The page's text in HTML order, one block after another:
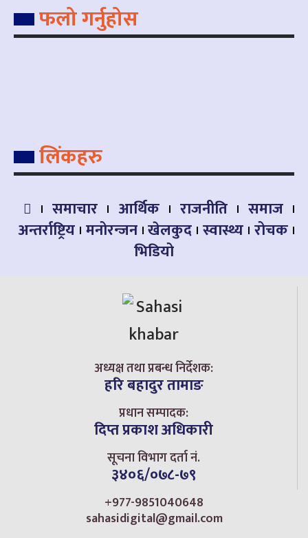
फलो गर्नुहोस
लिंकहरु
समाचार आर्थिक राजनीति
समाज
अन्तर्राष्ट्रिय मनोरन्जन खेलकुद स्वास्थ्य रोचक
भिडियो
अध्यक्ष तथा प्रबन्ध निर्देशक:
हरि बहादुर तामाङ
प्रधान सम्पादक:
दिप्त प्रकाश अधिकारी
सूचना विभाग दर्ता नं.
३४०६/०७८-७९
+977-9851040648
sahasidigital@gmail.com